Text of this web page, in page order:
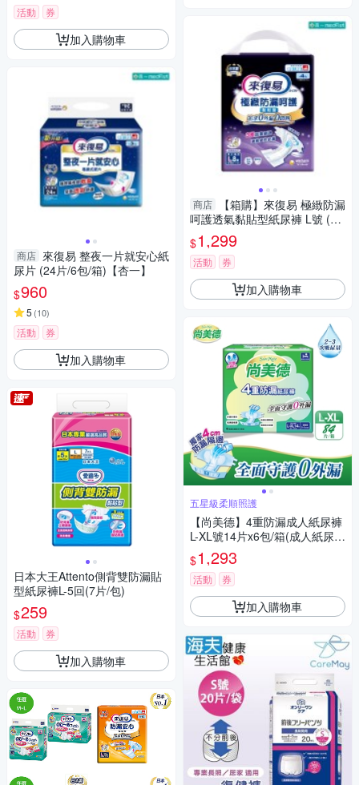
活動 券
加入購物車
商店 來復易 整夜一片就安心紙
尿片 (24片/6包/箱)【杏一】
$960
5 (10)
活動 券
加入購物車
日本大王Attento側背雙防漏貼
型紙尿褲L-5回(7片/包)
$259
活動 券
加入購物車
商店
【箱購】來復易 極緻防漏
呵護透氣黏貼型紙尿褲 L號 (8
片/6包/箱)【杏一】
$1,299
活動 券
加入購物車
五星級柔順照護
【尚美德】4重防漏成人紙尿褲
L-XL號14片x6包/箱(成人紙尿褲
黏貼式 日用)
$1,293
活動 券
加入購物車